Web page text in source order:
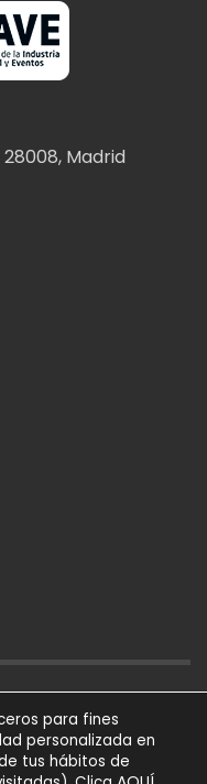
28008, Madrid
POLÍTICA DE COOKIES
para fines
personalizada en
tus hábitos de